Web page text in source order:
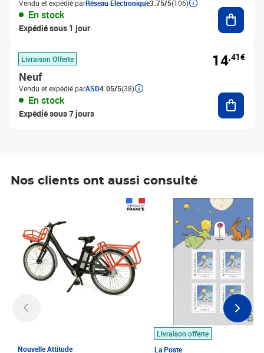
Vendu et expédié parRéseau Electronique3.75/5(106)
En stock
Expédié sous 1 jour
Livraison Offerte
Neuf
Vendu et expédié parASD4.05/5(38)
En stock
Expédié sous 7 jours
14,41€
Nos clients ont aussi consulté
Nouvelle Attitude
Livraison offerte
La Poste
Prix 7,50€